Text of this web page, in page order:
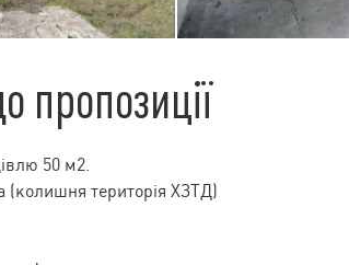
пропозиції
50 м2.
(колишня територія ХЗТД)